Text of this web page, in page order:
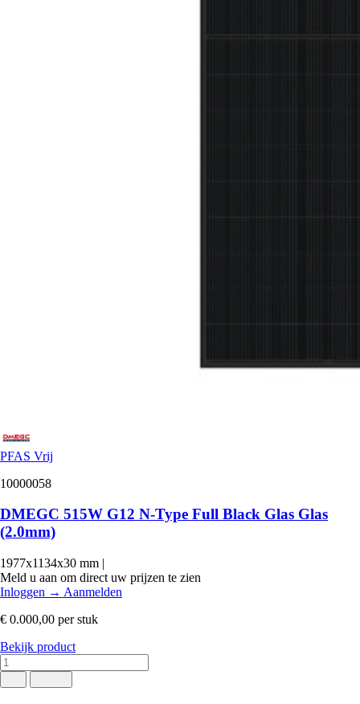
PFAS Vrij
10000058
DMEGC 515W G12 N-Type Full Black Glas Glas
(2.0mm)
1977x1134x30 mm |
Meld u aan om direct uw prijzen te zien
Inloggen → Aanmelden
€ 0.000,00 per stuk
Bekijk product